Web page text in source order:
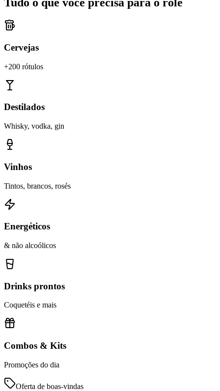
Tudo o que você precisa para o rolê
Cervejas
+200 rótulos
Destilados
Whisky, vodka, gin
Vinhos
Tintos, brancos, rosés
Energéticos
& não alcoólicos
Drinks prontos
Coquetéis e mais
Combos & Kits
Promoções do dia
Oferta de boas-vindas